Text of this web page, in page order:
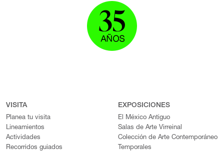
VISITA
Planea tu visita
Lineamientos
Actividades
Recorridos guiados
EXPOSICIONES
El México Antiguo
Salas de Arte Virreinal
Colección de Arte Contemporáneo
Temporales